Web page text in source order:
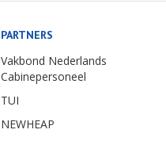
PARTNERS
Vakbond Nederlands
Cabinepersoneel
TUI
NEWHEAP